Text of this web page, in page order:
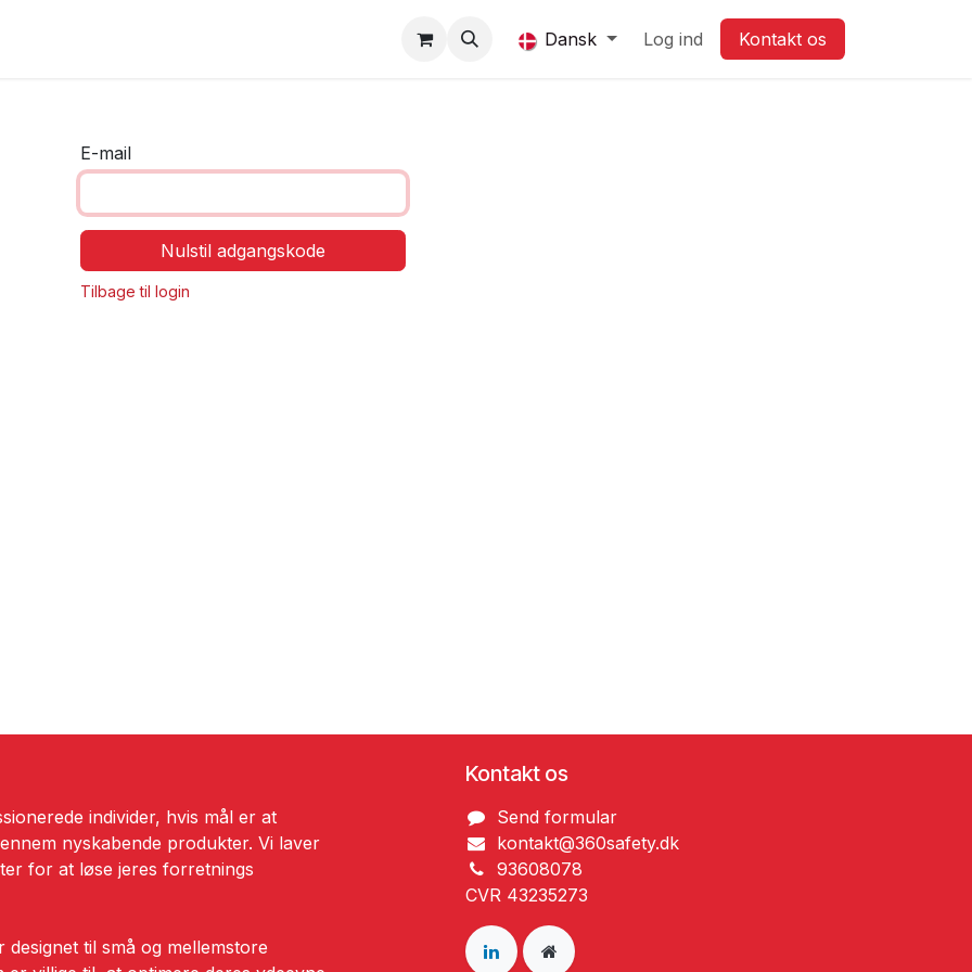
Dansk Log ind Ko​​​​ntak​​t os
E-mail
Nulstil adgangskode
Tilbage til login
individer, hvis mål er at
nyskabende produkter. Vi laver
for at løse jeres forretnings
til små og mellemstore
Kontakt os
Send ​formular
kontakt@360safety.dk
93608078
CVR 43235273